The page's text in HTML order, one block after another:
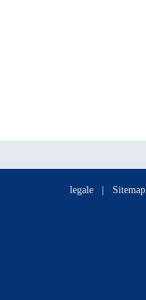
legale Sitemap